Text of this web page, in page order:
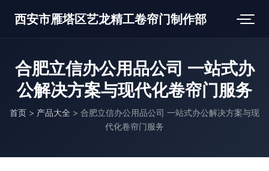
西安市雁塔区艺龙精工卷帘门制作部
合肥立信办公用品公司 一站式办
公解决方案与现代化卷帘门服务
首页 > 产品大全 > 合肥立信办公用品公司 一站式办公解决方案与现
代化卷帘门服务